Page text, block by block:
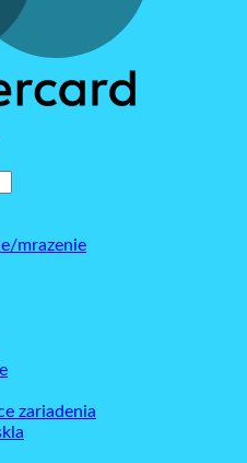
mrazenie
zariadenia